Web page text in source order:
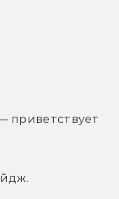
приветствует